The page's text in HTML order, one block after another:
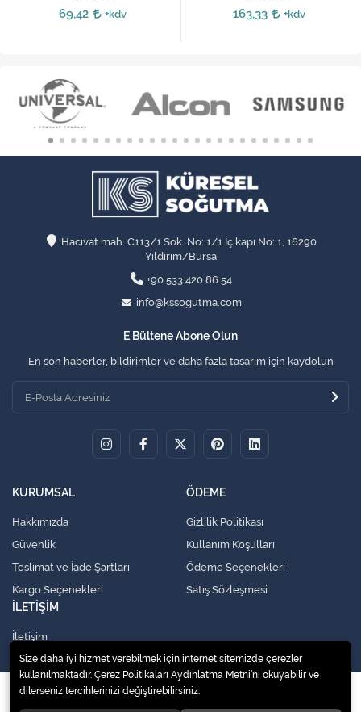
69,42 +kdv 163,33 +kdv
Hacıvat mah. C113/1 Sok. No: 1/1 İç kapı No: 1, 16290
Yıldırım/Bursa
+90 533 420 86 54
info@kssogutma.com
E Bültene Abone Olun
En son haberler, bildirimler ve daha fazla tasarım için kaydolun
KURUMSAL
Hakkımızda
Güvenlik
Teslimat ve İade Şartları
Kargo Seçenekleri
ÖDEME
Gizlilik Politikası
Kullanım Koşulları
Ödeme Seçenekleri
Satış Sözleşmesi
İLETİŞİM
İletişim
© 2020Küresel Soğutma Sistemleri Yedek Parça San. Ve Tic. Ltd. Şti.
Size daha iyi hizmet verebilmek için internet sitemizde çerezler
kullanılmaktadır. Çerez Politikaları Aydınlatma Metni’ni okuyabilir ve
dilerseniz tercihlerinizi değiştirebilirsiniz.